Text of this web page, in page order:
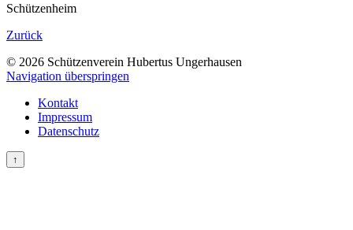
Schützenheim
Zurück
© 2026 Schützenverein Hubertus Ungerhausen
Navigation überspringen
Kontakt
Impressum
Datenschutz
↑